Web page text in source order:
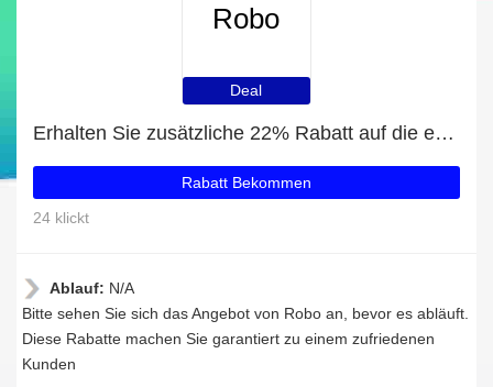
Robo
Deal
Erhalten Sie zusätzliche 22% Rabatt auf die erste Bestellung
Rabatt Bekommen
24 klickt
Ablauf: N/A
Bitte sehen Sie sich das Angebot von Robo an, bevor es abläuft.
Diese Rabatte machen Sie garantiert zu einem zufriedenen
Kunden